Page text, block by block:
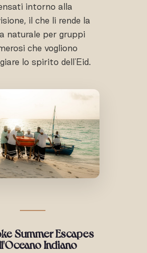
intorno alla
il che li rende la
naturale per gruppi
che vogliono
lo spirito dell'Eid.
Summer Escapes
Indiano